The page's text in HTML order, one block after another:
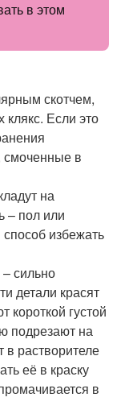
в этом
скотчем,
Если это
смоченные в
на
– пол или
избежать
сильно
детали красят
короткой густой
подрезают на
растворителе
её в краску
в